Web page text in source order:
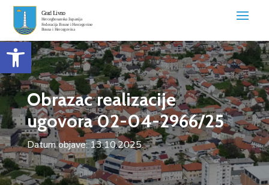
Open toolbar
Obrazac realizacije
ugovora 02-04-2966/25
Datum objave: 13.10.2025.